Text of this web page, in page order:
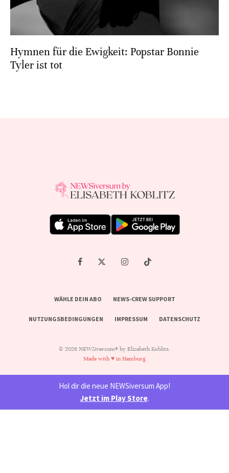
Hymnen für die Ewigkeit: Popstar Bonnie
Tyler ist tot
WÄHLE DEIN ABO NEWS-CREW SUPPORT
NUTZUNGSBEDINGUNGEN IMPRESSUM DATENSCHUTZ
© 2026 NEWSiversum® by Elisabeth Koblitz.
Made with ♥ in Hamburg
Hol dir die neue NEWSiversum App!
Jetzt im Play Store.